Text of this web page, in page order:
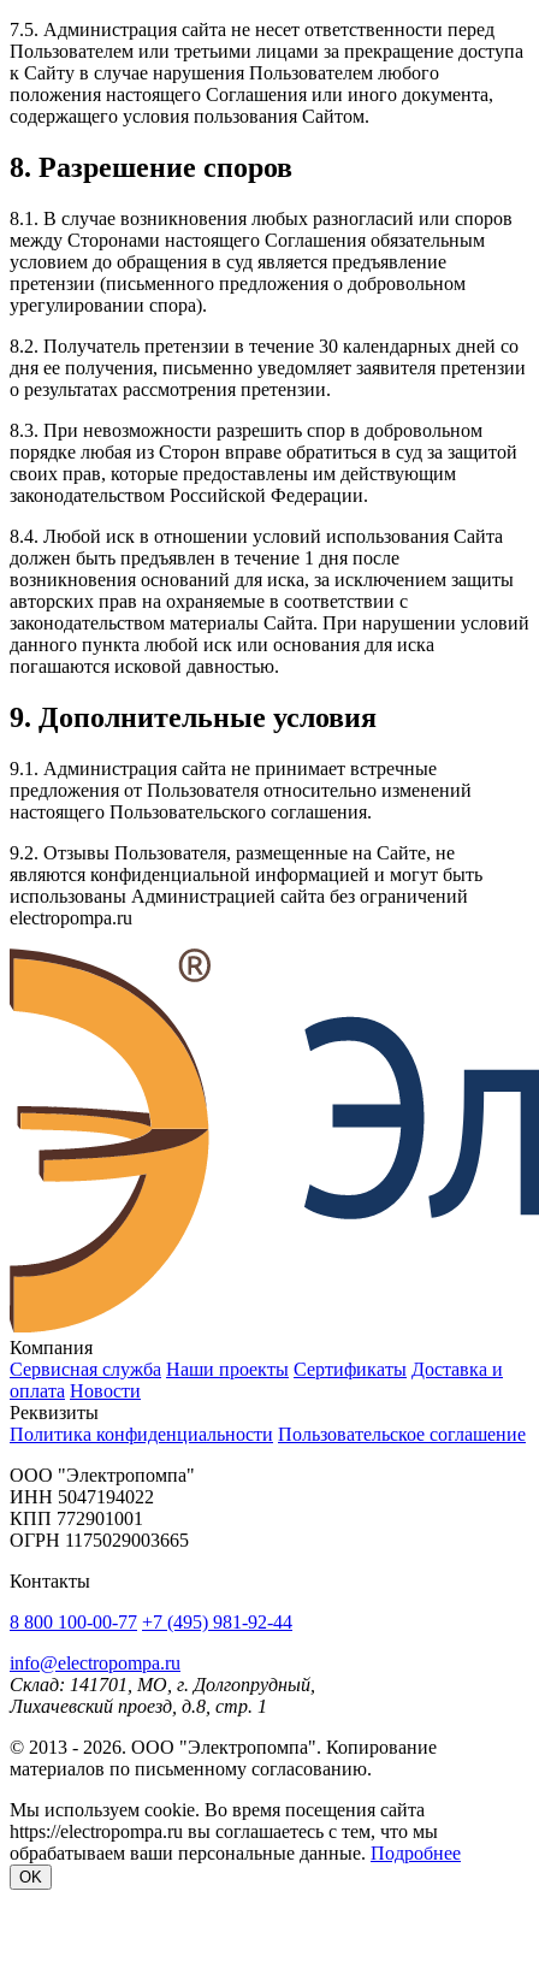
7.5. Администрация сайта не несет ответственности перед
Пользователем или третьими лицами за прекращение доступа
к Сайту в случае нарушения Пользователем любого
положения настоящего Соглашения или иного документа,
содержащего условия пользования Сайтом.
8. Разрешение споров
8.1. В случае возникновения любых разногласий или споров
между Сторонами настоящего Соглашения обязательным
условием до обращения в суд является предъявление
претензии (письменного предложения о добровольном
урегулировании спора).
8.2. Получатель претензии в течение 30 календарных дней со
дня ее получения, письменно уведомляет заявителя претензии
о результатах рассмотрения претензии.
8.3. При невозможности разрешить спор в добровольном
порядке любая из Сторон вправе обратиться в суд за защитой
своих прав, которые предоставлены им действующим
законодательством Российской Федерации.
8.4. Любой иск в отношении условий использования Сайта
должен быть предъявлен в течение 1 дня после
возникновения оснований для иска, за исключением защиты
авторских прав на охраняемые в соответствии с
законодательством материалы Сайта. При нарушении условий
данного пункта любой иск или основания для иска
погашаются исковой давностью.
9. Дополнительные условия
9.1. Администрация сайта не принимает встречные
предложения от Пользователя относительно изменений
настоящего Пользовательского соглашения.
9.2. Отзывы Пользователя, размещенные на Сайте, не
являются конфиденциальной информацией и могут быть
использованы Администрацией сайта без ограничений
electropompa.ru
Компания
Сервисная служба Наши проекты Сертификаты Доставка и
оплата Новости
Реквизиты
Политика конфиденциальности Пользовательское соглашение
OOO "Электропомпа"
ИНН 5047194022
КПП 772901001
ОГРН 1175029003665
Контакты
8 800 100-00-77 +7 (495) 981-92-44
info@electropompa.ru
Склад: 141701, МО, г. Долгопрудный,
Лихачевский проезд, д.8, стр. 1
© 2013 - 2026. ООО "Электропомпа". Копирование
материалов по письменному согласованию.
Мы используем cookie. Во время посещения сайта
https://electropompa.ru вы соглашаетесь с тем, что мы
обрабатываем ваши персональные данные. Подробнее
OK